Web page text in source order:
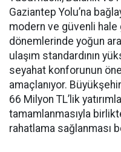
Gaziantep Yolu’na
modern ve güvenli hale
dönemlerinde yoğun
ulaşım standardının
seyahat konforunun
amaçlanıyor.
66 Milyon TL’lik
tamamlanmasıyla
rahatlama sağlanması